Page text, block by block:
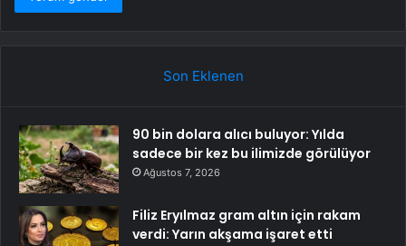
Son Eklenen
90 bin dolara alıcı buluyor: Yılda
sadece bir kez bu ilimizde görülüyor
Ağustos 7, 2026
Filiz Eryılmaz gram altın için rakam
verdi: Yarın akşama işaret etti